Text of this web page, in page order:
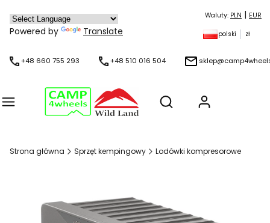
Powered by Translate
Waluty: PLN | EUR
polski zł
+48 660 755 293 +48 510 016 504
Otwórz wyszukiwarkę
Strona główna Sprzęt kempingowy Lodówki kompresorowe